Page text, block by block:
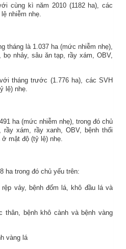
cùng kì năm 2010 (1182 ha), các
nhiễm nhẹ.
tháng là 1.037 ha (mức nhiễm nhẹ),
nhảy, sâu ăn tạp, rầy xám, OBV,
tháng trước (1.776 ha), các SVH
lệ) nhẹ.
ha (mức nhiễm nhẹ), trong đó chủ
xám, rầy xanh, OBV, bệnh thối
mật độ (tỷ lệ) nhẹ.
ha trong đó chủ yếu trên:
vảy, bệnh đốm lá, khô đầu lá và
thân, bệnh khô cành và bệnh vàng
vàng lá